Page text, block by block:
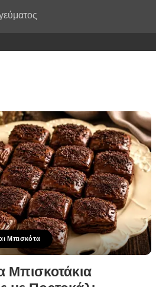
Μπισκότα
Μπισκοτάκια